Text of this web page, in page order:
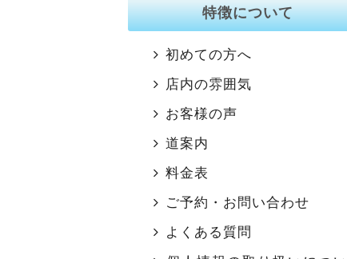
特徴について
初めての方へ
店内の雰囲気
お客様の声
道案内
料金表
ご予約・お問い合わせ
よくある質問